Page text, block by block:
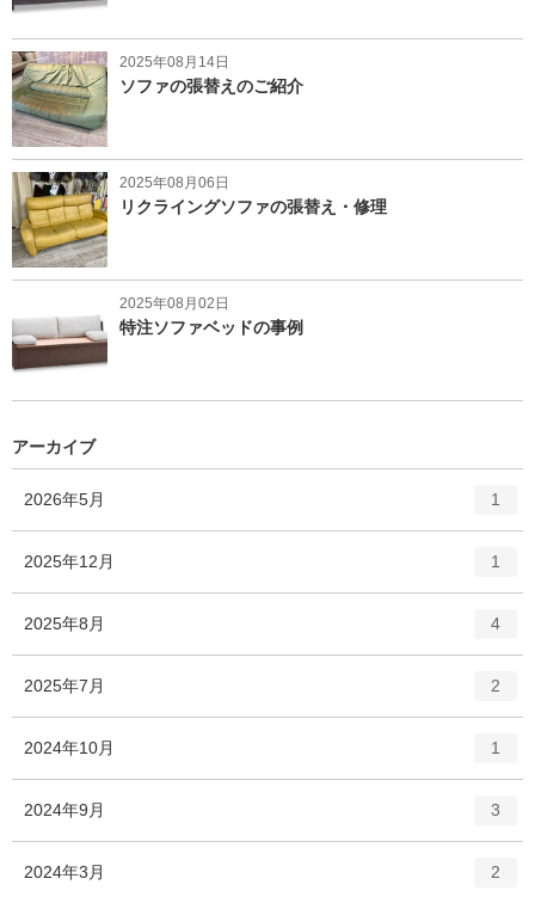
2025年08月14日
ソファの張替えのご紹介
2025年08月06日
リクライングソファの張替え・修理
2025年08月02日
特注ソファベッドの事例
アーカイブ
2026年5月
リ
ー
1
2025年12月
ー
1
2025年8月
ー
数
4
2025年7月
リ
ー
2
2024年10月
ー
1
2024年9月 3
2024年3月 2